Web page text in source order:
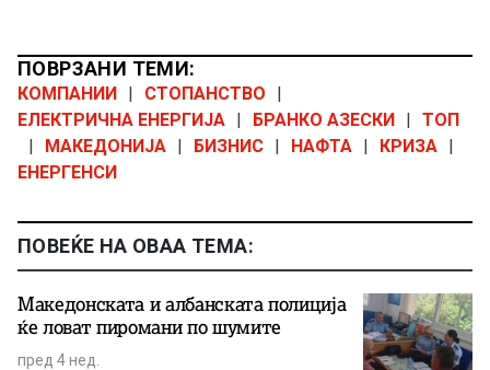
ПОВРЗАНИ ТЕМИ:
КОМПАНИИ | СТОПАНСТВО
|
ЕЛЕКТРИЧНА ЕНЕРГИЈА | БРАНКО АЗЕСКИ | ТОП
|
МАКЕДОНИЈА | БИЗНИС | НАФТА | КРИЗА |
ЕНЕРГЕНСИ
ПОВЕЌЕ НА ОВАА ТЕМА:
Македонската и албанската полиција
ќе ловат пиромани по шумите
пред 4 нед.